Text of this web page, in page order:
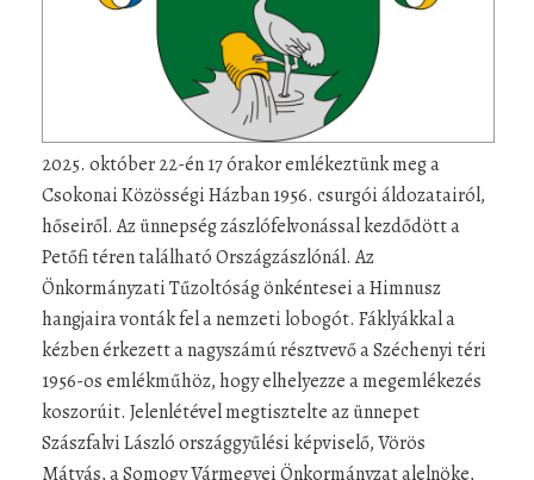
2025. október 22-én 17 órakor emlékeztünk meg a
Csokonai Közösségi Házban 1956. csurgói áldozatairól,
hőseiről. Az ünnepség zászlófelvonással kezdődött a
Petőfi téren található Országzászlónál. Az
Önkormányzati Tűzoltóság önkéntesei a Himnusz
hangjaira vonták fel a nemzeti lobogót. Fáklyákkal a
kézben érkezett a nagyszámú résztvevő a Széchenyi téri
1956-os emlékműhöz, hogy elhelyezze a megemlékezés
koszorúit. Jelenlétével megtisztelte az ünnepet
Szászfalvi László országgyűlési képviselő, Vörös
Mátyás, a Somogy Vármegyei Önkormányzat alelnöke,